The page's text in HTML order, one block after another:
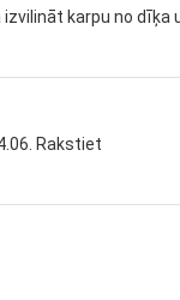
karpu no dīķa
Rakstiet